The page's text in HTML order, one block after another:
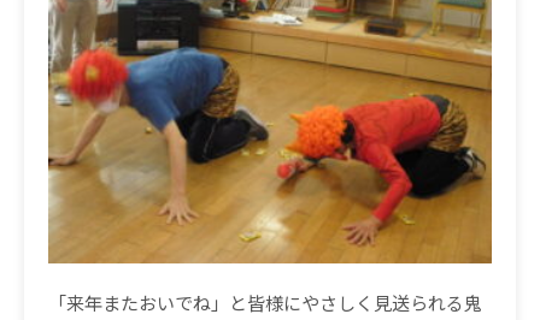
「来年またおいでね」と皆様にやさしく見送られる鬼